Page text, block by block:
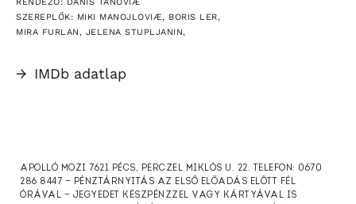
SZEREPLŐK: MIKI MANOJLOVIÆ, BORIS LER,
MIRA FURLAN, JELENA STUPLJANIN,
→ IMDb adatlap
APOLLÓ MOZI 7621 PÉCS, PERCZEL MIKLÓS U. 22. TELEFON: 0670
286 8447 — PÉNZTÁRNYITÁS AZ ELSŐ ELŐADÁS ELŐTT FÉL
ÓRÁVAL — JEGYEDET KÉSZPÉNZZEL VAGY KÁRTYÁVAL IS